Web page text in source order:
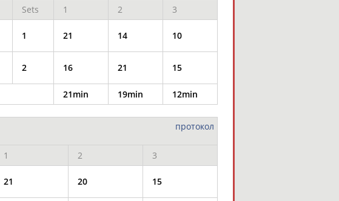
Sets
1 2 3
1 21 14 10
2 16 21 15
21min 19min 12min
протокол
1 2 3
21 20 15